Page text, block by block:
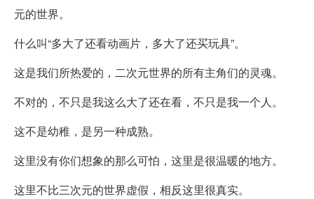
元的世界。
什么叫“多大了还看动画片，多大了还买玩具”。
这是我们所热爱的，二次元世界的所有主角们的灵魂。
不对的，不只是我这么大了还在看，不只是我一个人。
这不是幼稚，是另一种成熟。
这里没有你们想象的那么可怕，这里是很温暖的地方。
这里不比三次元的世界虚假，相反这里很真实。